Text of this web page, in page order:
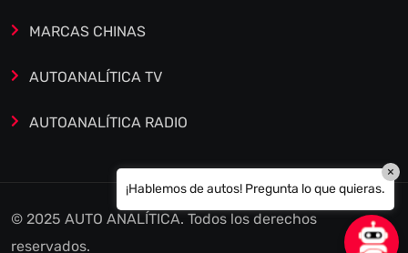
MARCAS CHINAS
AUTOANALÍTICA TV
AUTOANALÍTICA RADIO
© 2025 AUTO ANALÍTICA. Todos los derechos
reservados.
¡Hablemos de autos! Pregunta lo que quieras.
×